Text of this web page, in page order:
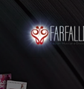
contenuto